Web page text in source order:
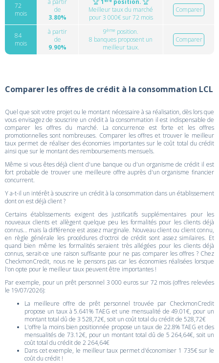
72
mois
à partir
de
3.80%
🏆1 position. 🏆
Meilleur taux du marché
pour 3 000€ sur 72 mois
Comparer
84
mois
à partir
de
9.90%
9ème position.
8 banques proposent un
meilleur taux.
Comparer
Comparer les offres de crédit à la consommation LCL
Quel que soit votre projet ou le montant nécessaire à sa réalisation, dès lors que
vous envisagez de souscrire un crédit à la consommation il est indispensable de
comparer les offres du marché. La concurrence est forte et les offres
promotionnelles sont nombreuses. Comparer les offres et trouver le meilleur
taux permet de réaliser des économies importantes sur le coût total du crédit
ainsi que sur le montant des remboursements mensuels.
Même si vous êtes déjà client d'une banque ou d'un organisme de crédit il est
fort probable de trouver une meilleure offre auprès d'un organisme financier
concurrent.
Y a-t-il un intérêt à souscrire un crédit à la consommation dans un établissement
dont on est déjà client ?
Certains établissements exigent des justificatifs supplémentaires pour les
nouveaux clients et allègent quelque peu les formalités pour les clients déjà
connus... mais la différence est assez marginale. Nouveau client ou client connu,
en règle générale les procédures d'octroi de crédit sont assez similaires. Et
quand bien même les formalités seraient très allégées pour les clients déjà
connus, serait-ce une raison suffisante pour ne pas comparer les offres ? Chez
CheckmonCredit, nous ne le pensons pas car les économies réalisées lorsque
l'on opte pour le meilleur taux peuvent être importantes !
Par exemple, pour un prêt personnel 3 000 euros sur 72 mois (offres relevées
le 19/07/2026):
La meilleure offre de prêt personnel trouvée par CheckmonCredit
propose un taux à 5.641% TAEG et une mensualité de 49.01€, pour un
montant total dû de 3 528,72€, soit un coût total du crédit de 528,72€
L'offre la moins bien positionnée propose un taux de 22.8% TAEG et des
mensualités de 73.12€, pour un montant total dû de 5 264,64€, soit un
coût total du crédit de 2 264,64€
Dans cet exemple, le meilleur taux permet d'économiser 1 735€ sur le
coût du crédit !